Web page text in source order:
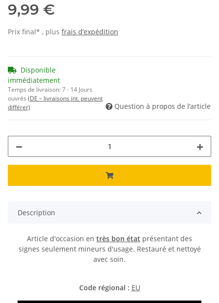
9,99 €
Prix final* , plus frais d’expédition
Disponible
immédiatement
Temps de livraison:7 - 14 Jours
ouvrés (DE – livraisons int. peuvent
différer)
Question à propos de l’article
Description
Article d'occasion en très bon état présentant des
signes seulement mineurs d'usage. Restauré et nettoyé
avec soin.
Code régional : EU